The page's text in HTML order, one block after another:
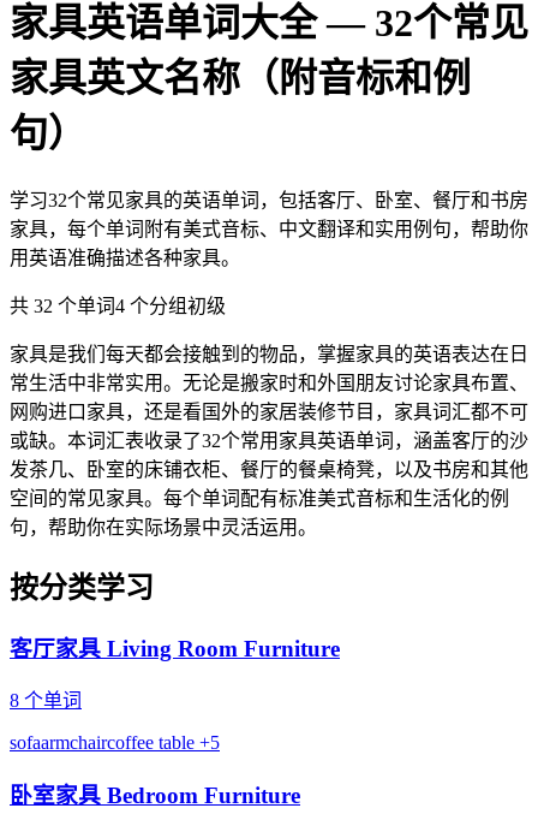
家具英语单词大全 — 32个常见
家具英文名称（附音标和例
句）
学习32个常见家具的英语单词，包括客厅、卧室、餐厅和书房
家具，每个单词附有美式音标、中文翻译和实用例句，帮助你
用英语准确描述各种家具。
共 32 个单词4 个分组初级
家具是我们每天都会接触到的物品，掌握家具的英语表达在日
常生活中非常实用。无论是搬家时和外国朋友讨论家具布置、
网购进口家具，还是看国外的家居装修节目，家具词汇都不可
或缺。本词汇表收录了32个常用家具英语单词，涵盖客厅的沙
发茶几、卧室的床铺衣柜、餐厅的餐桌椅凳，以及书房和其他
空间的常见家具。每个单词配有标准美式音标和生活化的例
句，帮助你在实际场景中灵活运用。
按分类学习
客厅家具 Living Room Furniture
8 个单词
sofaarmchaircoffee table +5
卧室家具 Bedroom Furniture